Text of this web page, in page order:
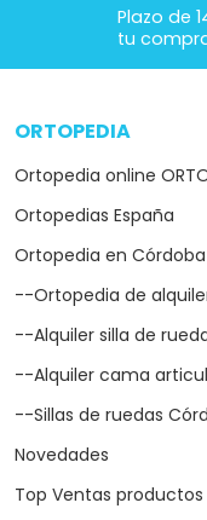
Plazo de
tu
ORTOPEDIA
Ortopedia online
Ortopedias España
Ortopedia en Córdoba
--Ortopedia de
--Alquiler silla de
--Alquiler cama
--Sillas de ruedas
Novedades
Top Ventas productos